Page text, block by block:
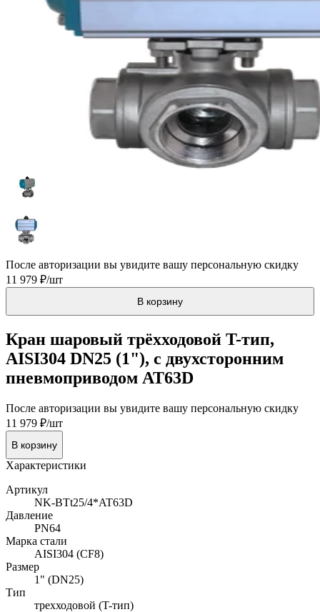
После авторизации вы увидите вашу персональную скидку
11 979 ₽/шт
В корзину
Кран шаровый трёхходовой T-тип,
AISI304 DN25 (1"), с двухсторонним
пневмоприводом AT63D
После авторизации вы увидите вашу персональную скидку
11 979 ₽/шт
В корзину
Характеристики
Артикул
NK-BTt25/4*AT63D
Давление
PN64
Марка стали
AISI304 (CF8)
Размер
1" (DN25)
Тип
трехходовой (T-тип)